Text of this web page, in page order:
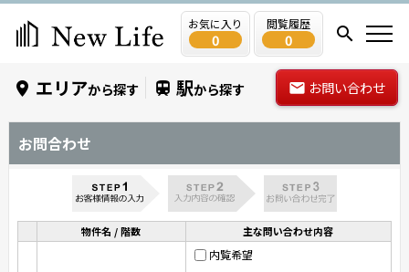
お気に入り
0
閲覧履歴
0
エリアから探す 駅から探す お問い合わせ
お問合わせ
物件名 / 階数 主な問い合わせ内容
内覧希望